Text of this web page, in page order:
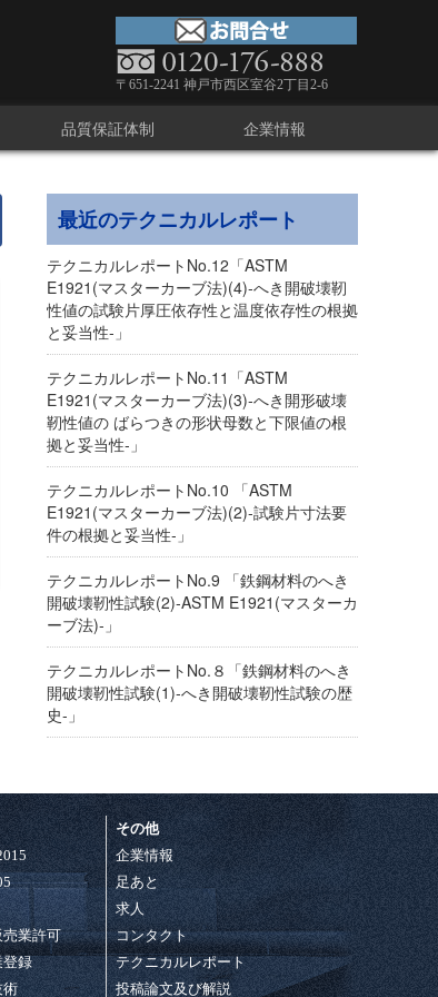
〒651-2241 神戸市西区室谷2丁目2-6
品質保証体制 企業情報
最近のテクニカルレポート
テクニカルレポートNo.12「ASTM
E1921(マスターカーブ法)(4)‐へき開破壊靭
性値の試験片厚圧依存性と温度依存性の根拠
と妥当性‐」
テクニカルレポートNo.11「ASTM
E1921(マスターカーブ法)(3)‐へき開形破壊
靭性値の ばらつきの形状母数と下限値の根
拠と妥当性‐」
テクニカルレポートNo.10 「ASTM
E1921(マスターカーブ法)(2)‐試験片寸法要
件の根拠と妥当性‐」
テクニカルレポートNo.9 「鉄鋼材料のへき
開破壊靭性試験(2)‐ASTM E1921(マスターカ
ーブ法)‐」
テクニカルレポートNo.８「鉄鋼材料のへき
開破壊靭性試験(1)‐へき開破壊靭性試験の歴
史‐」
売業許可
登録
術
その他
企業情報
足あと
求人
コンタクト
テクニカルレポート
投稿論文及び解説